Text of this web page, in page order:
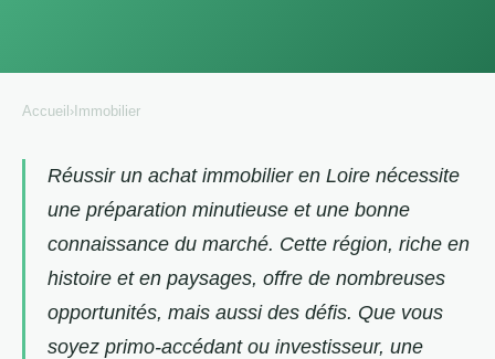
Accueil › Immobilier
Réussir un achat immobilier en Loire nécessite
une préparation minutieuse et une bonne
connaissance du marché. Cette région, riche en
histoire et en paysages, offre de nombreuses
opportunités, mais aussi des défis. Que vous
soyez primo-accédant ou investisseur, une